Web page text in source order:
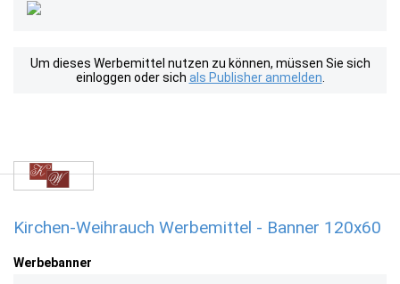
Um dieses Werbemittel nutzen zu können, müssen Sie sich
einloggen oder sich als Publisher anmelden
Kirchen-Weihrauch Werbemittel - Banner 120x60
Werbebanner